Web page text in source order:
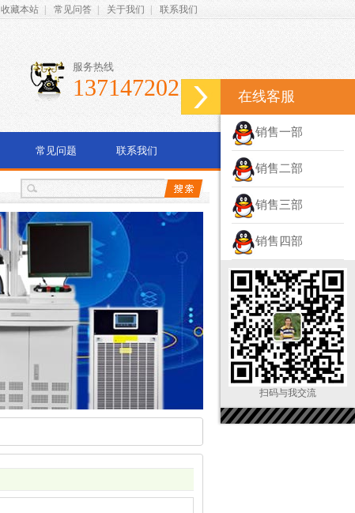
收藏本站 常见问答 关于我们 联系我们
服务热线
13714720278
常见问题 联系我们
在线客服
销售一部
销售二部
销售三部
销售四部
扫码与我交流